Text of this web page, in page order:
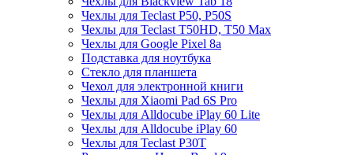
Чехлы для Teclast P50, P50S
Чехлы для Teclast T50HD, T50 Max
Чехлы для Google Pixel 8a
Подставка для ноутбука
Стекло для планшета
Чехол для электронной книги
Чехлы для Xiaomi Pad 6S Pro
Чехлы для Alldocube iPlay 60 Lite
Чехлы для Alldocube iPlay 60
Чехлы для Teclast P30T